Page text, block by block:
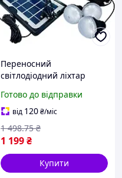
Переносний
світлодіодний ліхтар
панеллю та лампочками
KLB
Готово до відправки
від 120₴/міс
1 199₴
1 498.75 ₴
Купити